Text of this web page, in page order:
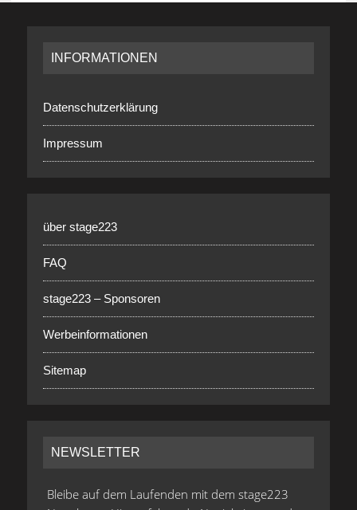
INFORMATIONEN
Datenschutzerklärung
Impressum
über stage223
FAQ
stage223 – Sponsoren
Werbeinformationen
Sitemap
NEWSLETTER
Bleibe auf dem Laufenden mit dem stage223